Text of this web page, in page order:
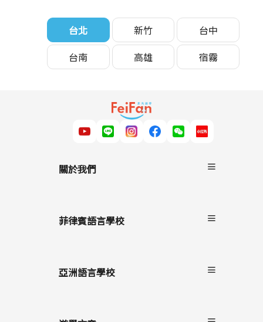
台北 新竹
台中
台南
高雄 宿霧
關於我們
服務流程
雙國遊學
菲律賓語言學校
碧瑤
克拉克
亞洲語言學校